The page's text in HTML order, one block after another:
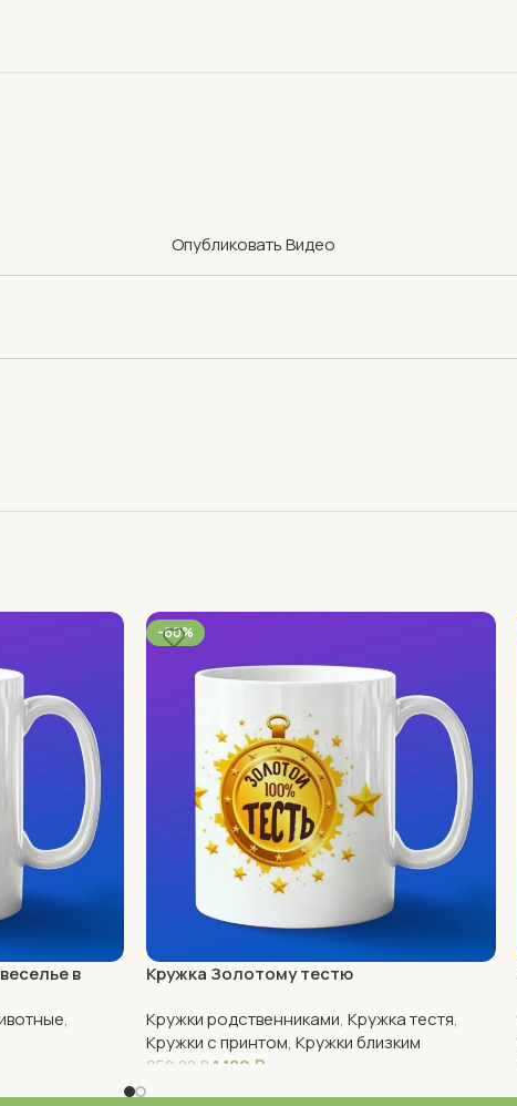
Опубликовать Видео
в
,
-60%
Кружка Золотому тестю
Кружки родственниками, Кружка тестя,
Кружки с принтом, Кружки близким
950,00 ₽ 1 180 ₽
В Корзину